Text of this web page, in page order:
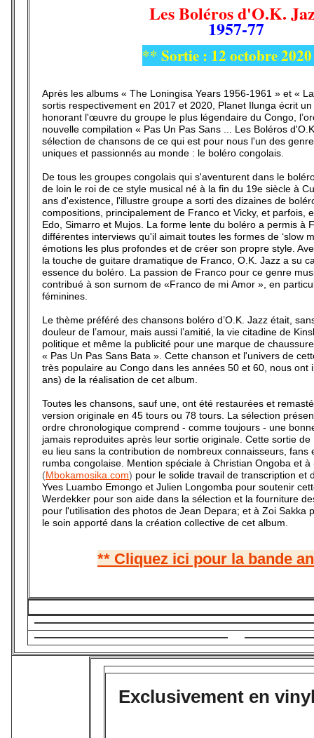
Les Boléros d'O.K.
1957-77
** Sortie : 12 octobre
Après les albums « The Loningisa Years 1956-1961 » et «
sortis respectivement en 2017 et 2020, Planet Ilunga écrit
honorant l'œuvre du groupe le plus légendaire du Congo,
nouvelle compilation « Pas Un Pas Sans ... Les Boléros
sélection de chansons de ce qui est pour nous l'un des
uniques et passionnés au monde : le boléro congolais.
De tous les groupes congolais qui s'aventurent dans le
de loin le roi de ce style musical né à la fin du 19e siècle à
ans d'existence, l'illustre groupe a sorti des dizaines de
compositions, principalement de Franco et Vicky, et parfois,
Edo, Simarro et Mujos. La forme lente du boléro a permis à
différentes interviews qu'il aimait toutes les formes de ‘slow
émotions les plus profondes et de créer son propre style.
la touche de guitare dramatique de Franco, O.K. Jazz a su
essence du boléro. La passion de Franco pour ce genre
contribué à son surnom de «Franco de mi Amor », en
féminines.
Le thème préféré des chansons boléro d’O.K. Jazz était,
douleur de l’amour, mais aussi l’amitié, la vie citadine de
politique et même la publicité pour une marque de
« Pas Un Pas Sans Bata ». Cette chanson et l'univers de
très populaire au Congo dans les années 50 et 60, nous ont
ans) de la réalisation de cet album.
Toutes les chansons, sauf une, ont été restaurées et
version originale en 45 tours ou 78 tours. La sélection
ordre chronologique comprend - comme toujours - une
jamais reproduites après leur sortie originale. Cette sortie
eu lieu sans la contribution de nombreux connaisseurs, fans
rumba congolaise. Mention spéciale à Christian Ongoba et à
(Mbokamosika.com) pour le solide travail de transcription et
Yves Luambo Emongo et Julien Longomba pour soutenir
Werdekker pour son aide dans la sélection et la fourniture
pour l'utilisation des photos de Jean Depara; et à Zoi Sakka
le soin apporté dans la création collective de cet album.
** Cliquez ici pour la bande
Exclusivement en